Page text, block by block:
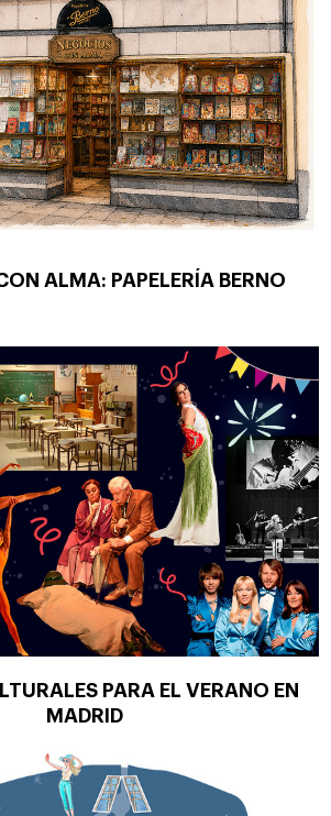
ALMA: PAPELERÍA BERNO
PARA EL VERANO EN
MADRID